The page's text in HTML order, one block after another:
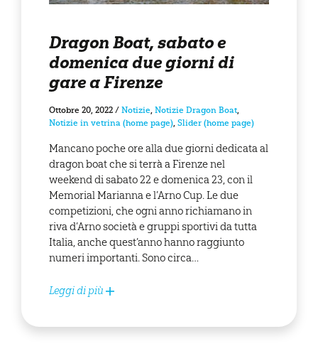
Dragon Boat, sabato e
domenica due giorni di
gare a Firenze
Ottobre 20, 2022 / Notizie Notizie Dragon Boat
Notizie in vetrina (home page) Slider (home page)
Mancano poche ore alla due giorni dedicata al
dragon boat che si terrà a Firenze nel
weekend di sabato 22 e domenica 23, con il
Memorial Marianna e l’Arno Cup. Le due
competizioni, che ogni anno richiamano in
riva d’Arno società e gruppi sportivi da tutta
Italia, anche quest’anno hanno raggiunto
numeri importanti. Sono circa…
Leggi di più